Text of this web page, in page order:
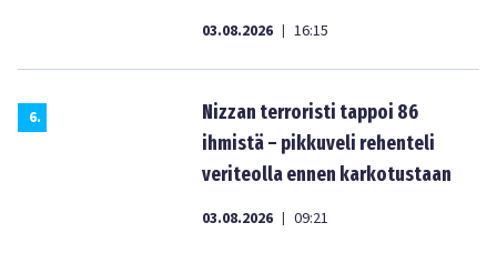
03.08.2026 | 16:15
6.
Nizzan terroristi tappoi 86
ihmistä – pikkuveli rehenteli
veriteolla ennen karkotustaan
03.08.2026 | 09:21